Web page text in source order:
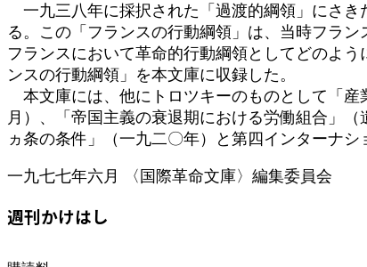
一九三八年に採択された「過渡的綱領」にさき
る。この「フランスの行動綱領」は、当時フラ
フランスにおいて革命的行動綱領としてどのよ
ンスの行動綱領」を本文庫に収録した。
本文庫には、他にトロツキーのものとして「産
月）、「帝国主義の衰退期における労働組合」
ヵ条の条件」（一九二〇年）と第四インターナシ
一九七七年六月 〈国際革命文庫〉編集委員会
週刊かけはし